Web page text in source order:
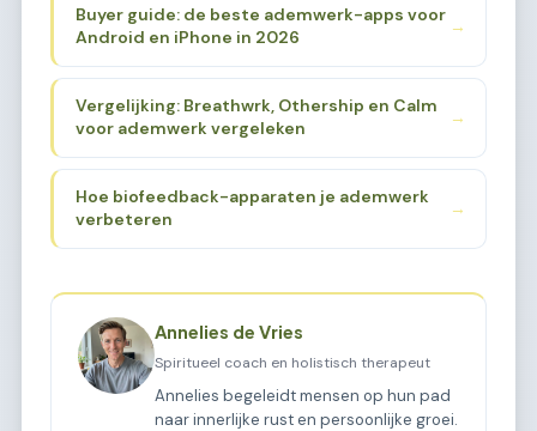
Buyer guide: de beste ademwerk-apps voor
Android en iPhone in 2026
→
Vergelijking: Breathwrk, Othership en Calm
voor ademwerk vergeleken
→
Hoe biofeedback-apparaten je ademwerk
verbeteren
→
Annelies de Vries
Spiritueel coach en holistisch therapeut
Annelies begeleidt mensen op hun pad
naar innerlijke rust en persoonlijke groei.